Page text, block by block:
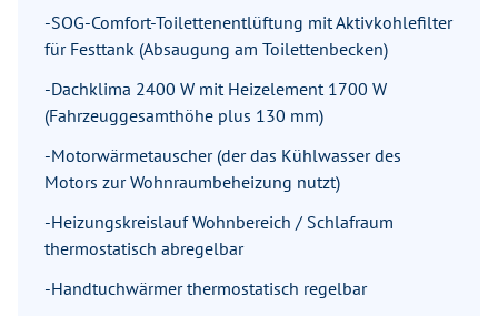
-SOG-Comfort-Toilettenentlüftung mit Aktivkohlefilter
für Festtank (Absaugung am Toilettenbecken)
-Dachklima 2400 W mit Heizelement 1700 W
(Fahrzeuggesamthöhe plus 130 mm)
-Motorwärmetauscher (der das Kühlwasser des
Motors zur Wohnraumbeheizung nutzt)
-Heizungskreislauf Wohnbereich / Schlafraum
thermostatisch abregelbar
-Handtuchwärmer thermostatisch regelbar